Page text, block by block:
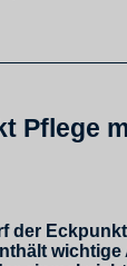
Pflege
der
wichtige